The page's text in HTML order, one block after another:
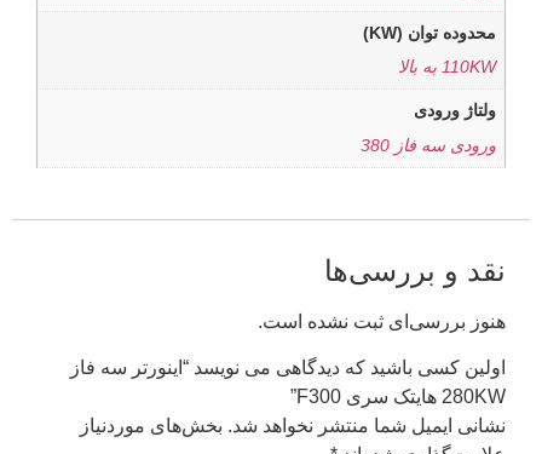
محدوده توان (KW)
110KW به بالا
ولتاژ ورودی
ورودی سه فاز 380
نقد و بررسی‌ها
هنوز بررسی‌ای ثبت نشده است.
اولین کسی باشید که دیدگاهی می نویسد “اینورتر سه فاز
280KW هایتک سری F300”
نشانی ایمیل شما منتشر نخواهد شد. بخش‌های موردنیاز